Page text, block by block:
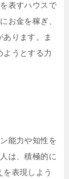
表すハウスで
お金を稼ぎ、
ります。ま
ようとする力
能力や知性を
は、積極的に
表現しよう